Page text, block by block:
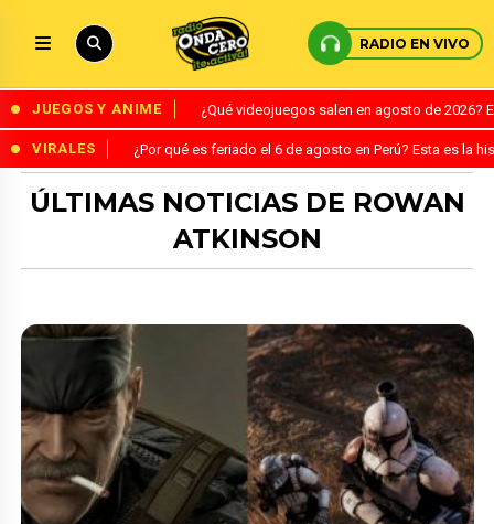
RADIO EN VIVO
JUEGOS Y ANIME ¿Qué videojuegos salen en agosto de
VIRALES ¿Por qué es feriado el 6 de agosto en Perú? Esta es la
ÚLTIMAS NOTICIAS DE ROWAN
ATKINSON